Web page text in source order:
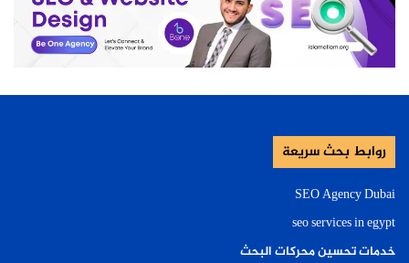
روابط بحث سريعة
SEO Agency Dubai
seo services in egypt
خدمات تحسين محركات البحث